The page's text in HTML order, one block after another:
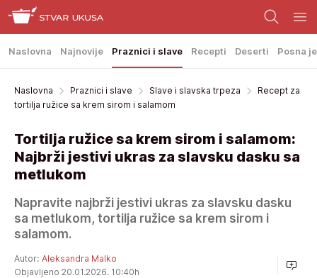
Naslovna Najnovije Praznici i slave Recepti Deserti Posna
Naslovna Praznici i slave Slave i slavska trpeza
Recept za
tortilja ružice sa krem sirom i salamom
Tortilja ružice sa krem sirom i salamom:
Najbrži jestivi ukras za slavsku dasku sa
metlukom
Napravite najbrži jestivi ukras za slavsku dasku
sa metlukom, tortilja ružice sa krem sirom i
salamom.
Autor: Aleksandra Malko
Objavljeno 20.01.2026. 10:40h